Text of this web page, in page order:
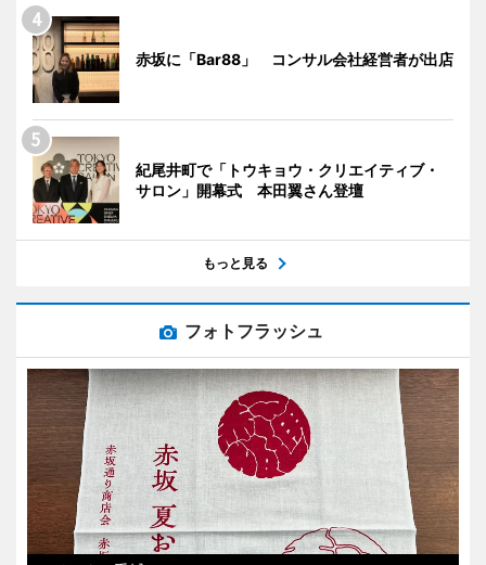
赤坂に「Bar88」 コンサル会社経営者が出店
紀尾井町で「トウキョウ・クリエイティブ・
サロン」開幕式 本田翼さん登壇
もっと見る
フォトフラッシュ